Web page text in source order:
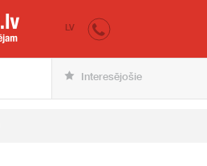
iepirkumi.lv
LV
Interesējošie